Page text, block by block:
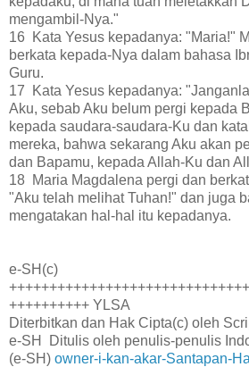
mengambil-Nya."
16 Kata Yesus kepadanya: "Maria!"
berkata kepada-Nya dalam bahasa
Guru.
17 Kata Yesus kepadanya:
Aku, sebab Aku belum pergi kepada
kepada saudara-saudara-Ku dan
mereka, bahwa sekarang Aku akan
dan Bapamu, kepada Allah-Ku dan
18 Maria Magdalena pergi dan
"Aku telah melihat Tuhan!" dan juga
mengatakan hal-hal itu kepadanya.
e-SH(c)
++++++++++ YLSA
Diterbitkan dan Hak Cipta(c) oleh
e-SH Ditulis oleh penulis-penulis
(e-SH) owner-i-kan-akar-Santapan-